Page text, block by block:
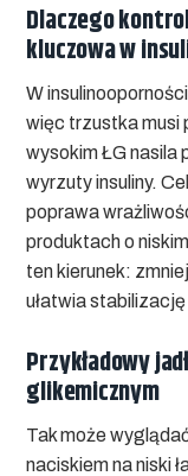
Dlaczego
kluczowa w
W
więc trzustka musi
wysokim ŁG nasila
wyrzuty insuliny.
poprawa
produktach o
ten kierunek:
ułatwia stabilizację
Przykładowy
glikemicznym
Tak może
naciskiem na niski